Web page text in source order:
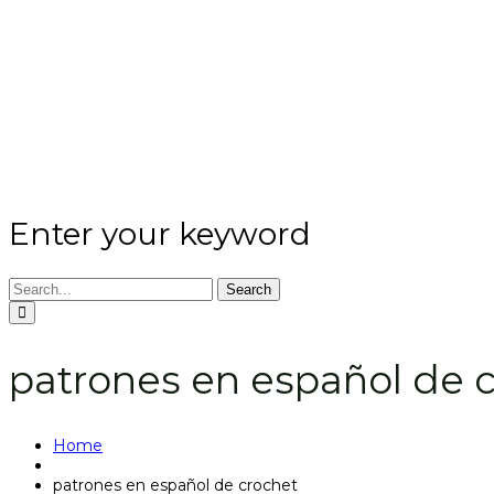
Enter your keyword
Search
patrones en español de
Home
patrones en español de crochet